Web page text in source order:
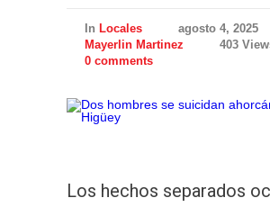
In Locales
agosto 4, 2025
Mayerlin Martinez
403
0 comments
Los hechos separados